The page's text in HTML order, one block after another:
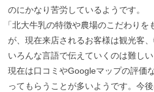
のにかなり苦労しているようです。
「北大牛乳の特徴や農場のこだわりを
が、現在来店されるお客様は観光客
いろんな言語で伝えていくのは難し
現在は口コミやGoogleマップの評価
ってもらうことが多いようです。今